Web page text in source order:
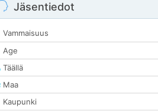
Jäsentiedot
Vammaisuus
Age
Täällä
Maa
Kaupunki